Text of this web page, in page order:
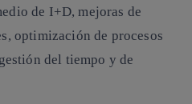
de I+D, mejoras de
optimización de procesos
del tiempo y de